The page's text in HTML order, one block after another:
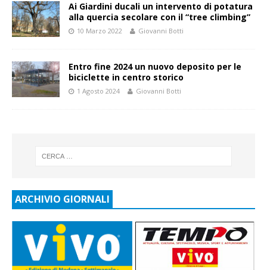
Ai Giardini ducali un intervento di potatura
alla quercia secolare con il “tree climbing”
10 Marzo 2022 Giovanni Botti
Entro fine 2024 un nuovo deposito per le
biciclette in centro storico
1 Agosto 2024 Giovanni Botti
ARCHIVIO GIORNALI